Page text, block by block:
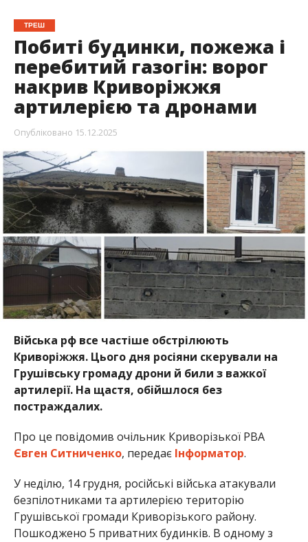
ТРЕШ
Побиті будинки, пожежа і
перебитий газогін: ворог
накрив Криворіжжя
артилерією та дронами
Опубліковано 15.12.2025
Війська рф все частіше обстрілюють
Криворіжжя. Цього дня росіяни скерували на
Грушівську громаду дрони й били з важкої
артилерії. На щастя, обійшлося без
постраждалих.
Про це повідомив очільник Криворізької РВА
Євген Ситниченко, передає Інформатор.
У неділю, 14 грудня, російські війська атакували
безпілотниками та артилерією територію
Грушівської громади Криворізького району.
Пошкоджено 5 приватних будинків. В одному з